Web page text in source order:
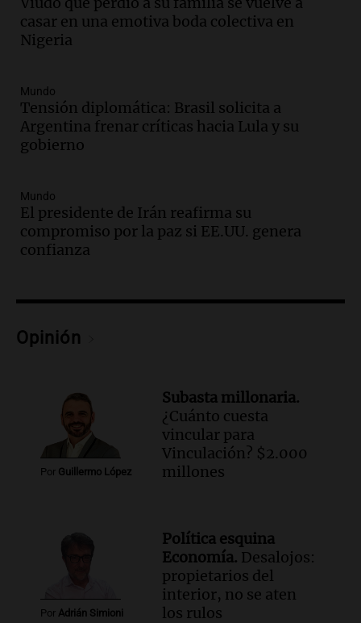
Audio.El orgullo y el sueño argentino de
Jorge Messi en una entrevista con Rony
Episodios
Audio. El abuelo de Agostina Vega, tras
las nuevas detenciones: "En esa casa
Episodios
Audio.Una nutricionista derribó el mito
del desayuno ideal: qué alimentos
conviene priorizar
Audio.Mateo, a los 25 años, lucha
contra el tiempo: necesita un trasplante
para poder seguir viviend
Una mañana para todos
de julio será menor al 2,9% registrado
en CABA
Una mañana para todos
Audio.Altas Cumbres: rescataron a una
casar en una emotiva boda colectiva en
Nigeria
Mundo
Tensión diplomática: Brasil solicita a
Argentina frenar críticas hacia Lula y su
gobierno
Mundo
El presidente de Irán reafirma su
compromiso por la paz si EE.UU. genera
confianza
Opinión
Por Guillermo López
Subasta millonaria.
¿Cuánto cuesta
vincular para
Vinculación? $2.000
millones
Por Adrián Simioni
Política esquina
Economía. Desalojos:
propietarios del
interior, no se aten
los rulos